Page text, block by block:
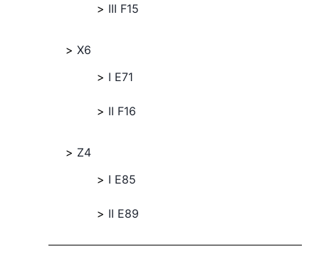
III F15
X6
I E71
II F16
Z4
I E85
II E89